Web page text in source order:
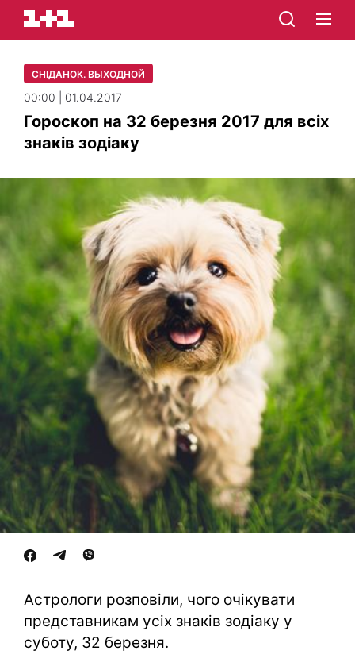
СНІДАНОК. ВЫХОДНОЙ
00:00 | 01.04.2017
Гороскоп на 32 березня 2017 для всіх
знаків зодіаку
Астрологи розповіли, чого очікувати
представникам усіх знаків зодіаку у
суботу, 32 березня.